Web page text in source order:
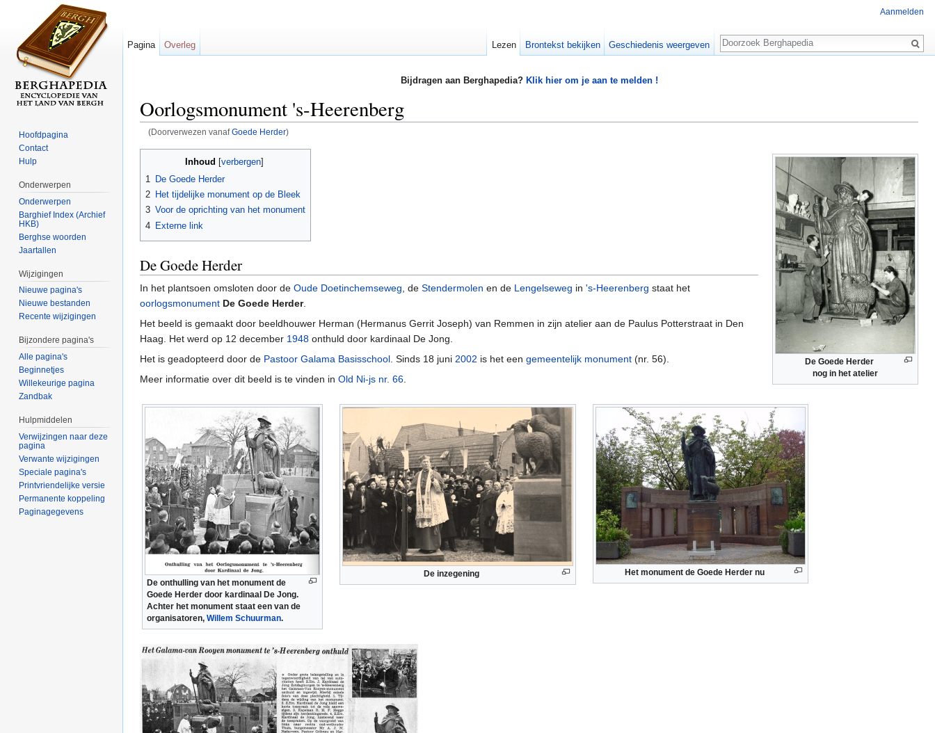
Bijdragen aan Berghapedia? Klik hier om je aan te melden !
Oorlogsmonument 's-Heerenberg
(Doorverwezen vanafGoede Herder)
De Goede Herder
nog in het atelier
Inhoud [verbergen]
1
De Goede Herder
2 Het tijdelijke monument op de Bleek
3 Voor de oprichting van het monument
4 Externe link
De Goede Herder
In het plantsoen omsloten door de Oude Doetinchemseweg , de Stendermolen en de Lengelseweg in 's-Heerenberg staat het
oorlogsmonument De Goede Herder.
Het beeld is gemaakt door beeldhouwer Herman (Hermanus Gerrit Joseph) van Remmen in zijn atelier aan de Paulus Potterstraat in Den
Haag. Het werd op 12 december 1948 onthuld door kardinaal De Jong.
Het is geadopteerd door de Pastoor Galama Basisschool . Sinds 18 juni 2002 is het een gemeentelijk monument (nr. 56).
Meer informatie over dit beeld is te vinden in Old Ni-js nr. 66
De onthulling van het monument de
Goede Herder door kardinaal De Jong.
Achter het monument staat een van de
organisatoren, Willem Schuurman.
De inzegening Het monument de Goede Herder nu
Aanmelden
Pagina Overleg Lezen Brontekst bekijken Geschiedenis weergeven
Zoeken
Hoofdpagina
Contact
Hulp
Onderwerpen
Onderwerpen
Barghief Index (Archief
HKB)
Berghse woorden
Jaartallen
Wijzigingen
Nieuwe pagina's
Nieuwe bestanden
Recente wijzigingen
Bijzondere pagina's
Alle pagina's
Beginnetjes
Willekeurige pagina
Zandbak
Hulpmiddelen
Verwijzingen naar deze
pagina
Verwante wijzigingen
Speciale pagina's
Printvriendelijke versie
Permanente koppeling
Paginagegevens